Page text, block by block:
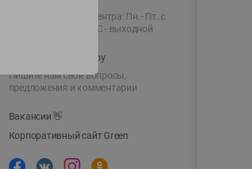
Время работы Call-центра: Пн.- Пт. с
09.00 до 17.00, СБ, ВС - выходной
shop@green-market.by
Пишите нам свои вопросы,
предложения и комментарии
Вакансии👋
Корпоративный сайт Green